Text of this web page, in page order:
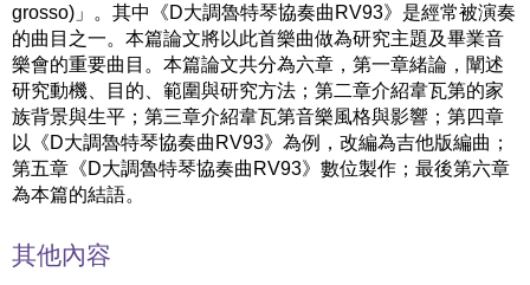
grosso)」。其中《D大調魯特琴協奏曲RV93》是經常被演奏
的曲目之一。本篇論文將以此首樂曲做為研究主題及畢業音
樂會的重要曲目。本篇論文共分為六章，第一章緒論，闡述
研究動機、目的、範圍與研究方法；第二章介紹韋瓦第的家
族背景與生平；第三章介紹韋瓦第音樂風格與影響；第四章
以《D大調魯特琴協奏曲RV93》為例，改編為吉他版編曲；
第五章《D大調魯特琴協奏曲RV93》數位製作；最後第六章
為本篇的結語。
其他內容